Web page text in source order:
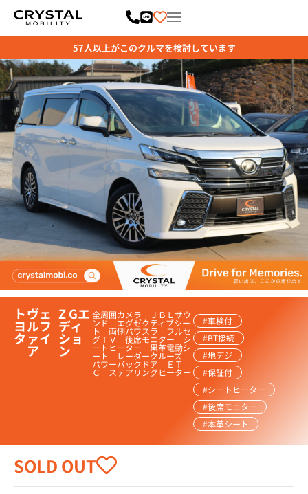
ッ
57人以上がこのクルマを検討しています
ト
ヨ
タ
ヴェ
ルフ
ァイ
ア
Z Gエ
ディ
ショ
ン
全周囲カメラ ＪＢＬサウ
ンド エグゼクティブシー
ト 両側パワスラ フルセ
グＴＶ 後席モニター シ
ートヒーター 黒革電動シ
ート レーダークルーズ
パワーバックドア ＥＴ
Ｃ ステアリングヒーター
#車検付
#BT接続
#地デジ
#保証付
#シートヒーター
#後席モニター
#本革シート
SOLD OUT